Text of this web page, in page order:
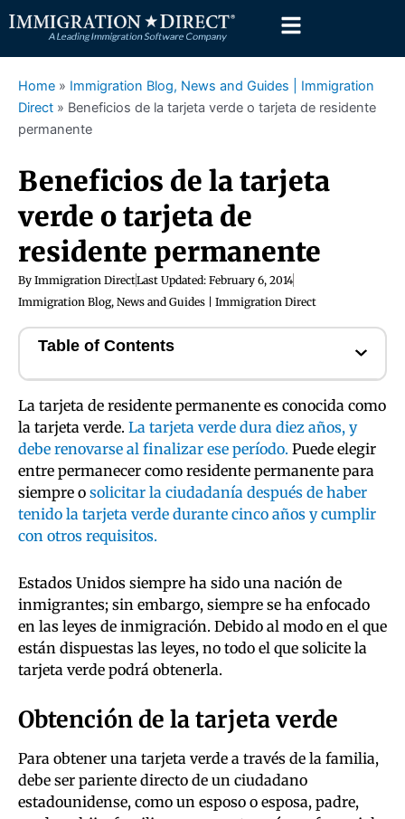
to
content
Home » Immigration Blog, News and Guides | Immigration
Direct » Beneficios de la tarjeta verde o tarjeta de residente
permanente
Beneficios de la tarjeta
verde o tarjeta de
residente permanente
By Immigration DirectLast Updated: February 6, 2014
Immigration Blog, News and Guides | Immigration Direct
Table of Contents
La tarjeta de residente permanente es conocida como
la tarjeta verde. La tarjeta verde dura diez años, y
debe renovarse al finalizar ese período. Puede elegir
entre permanecer como residente permanente para
siempre o solicitar la ciudadanía después de haber
tenido la tarjeta verde durante cinco años y cumplir
con otros requisitos.
Estados Unidos siempre ha sido una nación de
inmigrantes; sin embargo, siempre se ha enfocado
en las leyes de inmigración. Debido al modo en el que
están dispuestas las leyes, no todo el que solicite la
tarjeta verde podrá obtenerla.
Obtención de la tarjeta verde
Para obtener una tarjeta verde a través de la familia,
debe ser pariente directo de un ciudadano
estadounidense, como un esposo o esposa, padre,